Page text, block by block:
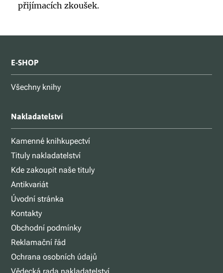
přijímacích zkoušek.
E-SHOP
Všechny knihy
Nakladatelství
Kamenné knihkupectví
Tituly nakladatelství
Kde zakoupit naše tituly
Antikvariát
Úvodní stránka
Kontakty
Obchodní podmínky
Reklamační řád
Ochrana osobních údajů